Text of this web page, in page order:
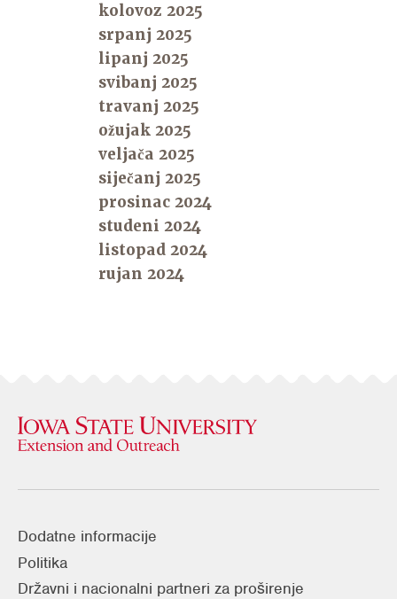
kolovoz 2025
srpanj 2025
lipanj 2025
svibanj 2025
travanj 2025
ožujak 2025
veljača 2025
siječanj 2025
prosinac 2024
studeni 2024
listopad 2024
rujan 2024
Dodatne informacije
Politika
Državni i nacionalni partneri za proširenje